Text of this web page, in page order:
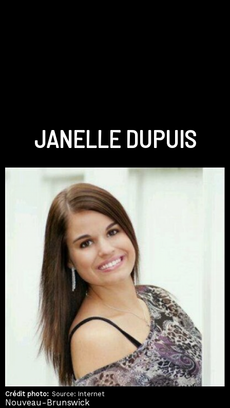
JANELLE DUPUIS
Crédit photo Source: Internet
Nouveau-Brunswick